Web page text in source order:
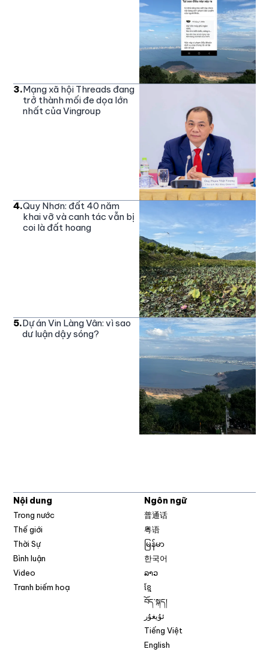
3.Mạng xã hội Threads đang
trở thành mối đe dọa lớn
nhất của Vingroup
4.Quy Nhơn: đất 40 năm
khai vỡ và canh tác vẫn bị
coi là đất hoang
5.Dự án Vin Làng Vân: vì sao
dư luận dậy sóng?
Nội dung
Trong nước
Thế giới
Thời Sự
Bình luận
Video
Tranh biếm hoạ
Ngôn ngữ
普通话
粤语
မြန်မာ
한국어
ລາວ
ខ្មែ
བོད་སྐད།
ئۇيغۇر
Tiếng Việt
English